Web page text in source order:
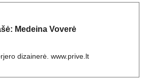
Medeina Voverė
dizainerė. www.prive.lt